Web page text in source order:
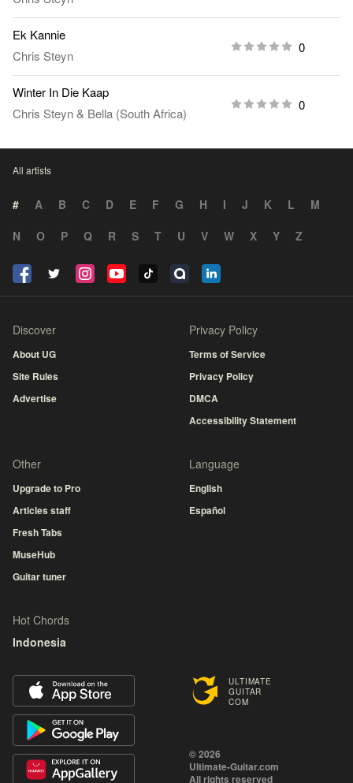
Ek Kannie
Chris Steyn
0
Winter In Die Kaap
Chris Steyn& Bella (South Africa)
0
All artists
# A B C D E F G H I J K L
M
N
O P Q R S T U V W X Y Z
ULTIMATE
GUITAR
COM
© 2026
Ultimate-Guitar.com
All rights reserved
Discover
About UG
Site Rules
Advertise
Privacy Policy
Terms of Service
Privacy Policy
DMCA
Accessibility Statement
Other
Upgrade to Pro
Articles staff
Fresh Tabs
MuseHub
Guitar tuner
Language
English
Español
Hot Chords
Indonesia